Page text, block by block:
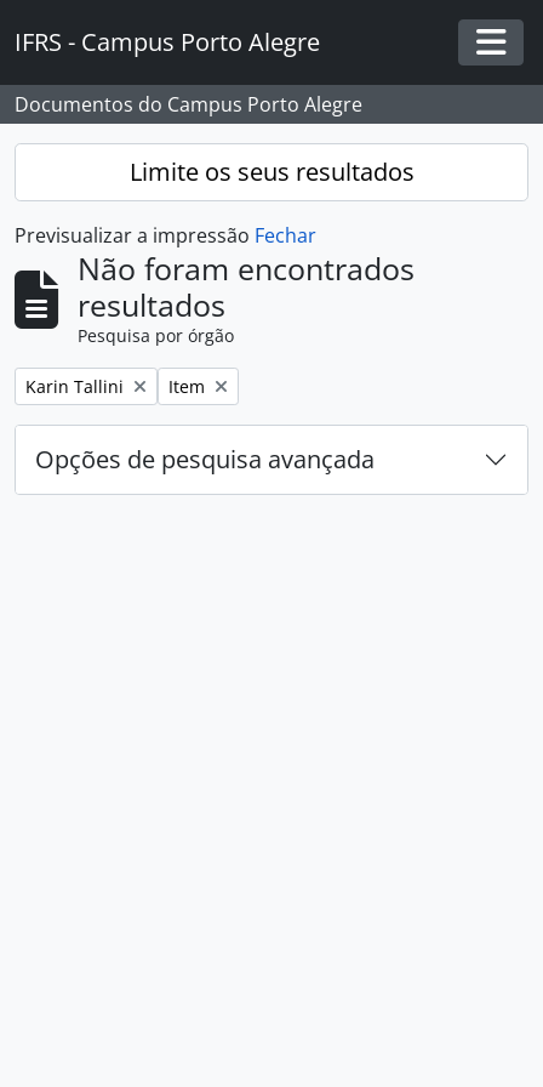
IFRS - Campus Porto Alegre
Documentos do Campus Porto Alegre
Limite os seus resultados
Previsualizar a impressão Fechar
Não foram encontrados
resultados
Pesquisa por órgão
Remover filtro:
Karin Tallini Remover filtro:
Item
Opções de pesquisa avançada